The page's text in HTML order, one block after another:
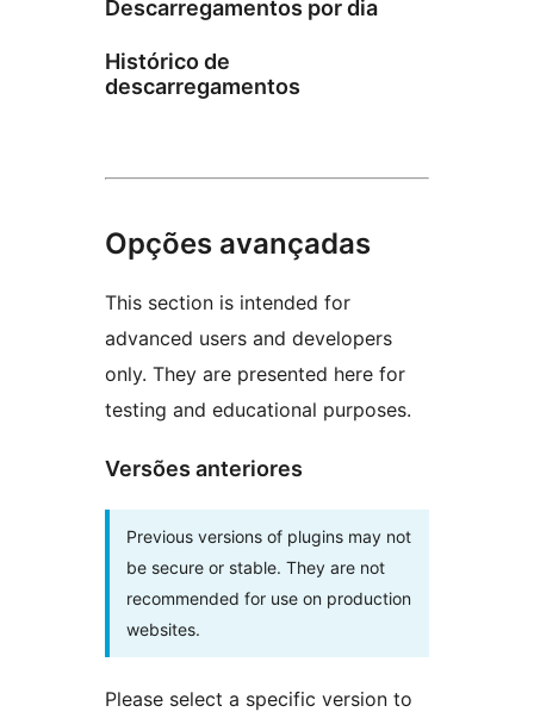
Descarregamentos por dia
Histórico de
descarregamentos
Opções avançadas
This section is intended for
advanced users and developers
only. They are presented here for
testing and educational purposes.
Versões anteriores
Previous versions of plugins may not
be secure or stable. They are not
recommended for use on production
websites.
Please select a specific version to